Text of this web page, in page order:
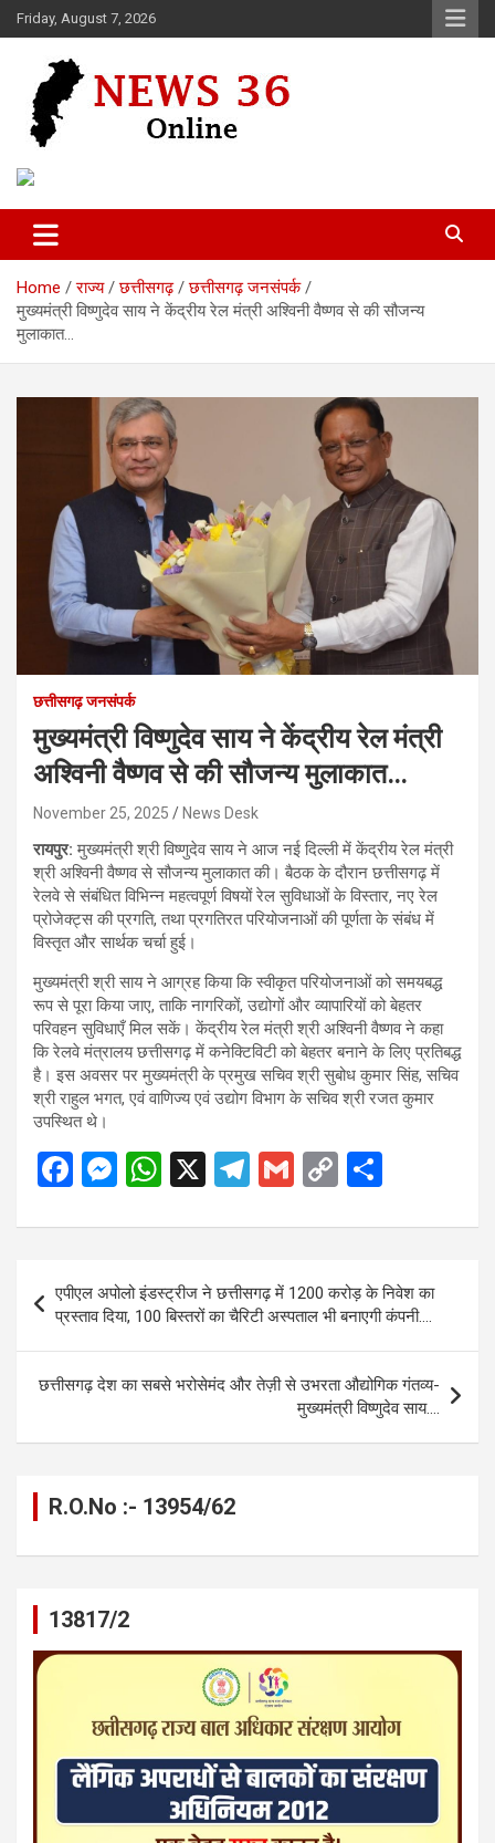
Skip
to
Friday, August 7, 2026
News 36
Home राज्य छत्तीसगढ़
छत्तीसगढ़ जनसंपर्क
मुख्यमंत्री विष्णुदेव साय ने केंद्रीय रेल मंत्री अश्विनी वैष्णव से की सौजन्य
मुलाकात…
छत्तीसगढ़ जनसंपर्क
मुख्यमंत्री विष्णुदेव साय ने केंद्रीय रेल मंत्री
अश्विनी वैष्णव से की सौजन्य मुलाकात…
November 25, 2025 News Desk
रायपुर:मुख्यमंत्री श्री विष्णुदेव साय ने आज नई दिल्ली में केंद्रीय रेल मंत्री
श्री अश्विनी वैष्णव से सौजन्य मुलाकात की। बैठक के दौरान छत्तीसगढ़ में
रेलवे से संबंधित विभिन्न महत्वपूर्ण विषयों रेल सुविधाओं के विस्तार, नए रेल
प्रोजेक्ट्स की प्रगति, तथा प्रगतिरत परियोजनाओं की पूर्णता के संबंध में
विस्तृत और सार्थक चर्चा हुई।
मुख्यमंत्री श्री साय ने आग्रह किया कि स्वीकृत परियोजनाओं को समयबद्ध
रूप से पूरा किया जाए, ताकि नागरिकों, उद्योगों और व्यापारियों को बेहतर
परिवहन सुविधाएँ मिल सकें। केंद्रीय रेल मंत्री श्री अश्विनी वैष्णव ने कहा
कि रेलवे मंत्रालय छत्तीसगढ़ में कनेक्टिविटी को बेहतर बनाने के लिए प्रतिबद्ध
है। इस अवसर पर मुख्यमंत्री के प्रमुख सचिव श्री सुबोध कुमार सिंह, सचिव
श्री राहुल भगत, एवं वाणिज्य एवं उद्योग विभाग के सचिव श्री रजत कुमार
उपस्थित थे।
F
ce
o
o
k
M
se
n
g
er
W
at
s
A
p
p
X
T
e
gr
a
m
G
ail
C
py
Li
n
k
ar
e
navigation
एपीएल अपोलो इंडस्ट्रीज ने छत्तीसगढ़ में 1200 करोड़ के निवेश का
प्रस्ताव दिया, 100 बिस्तरों का चैरिटी अस्पताल भी बनाएगी कंपनी….
छत्तीसगढ़ देश का सबसे भरोसेमंद और तेज़ी से उभरता औद्योगिक गंतव्य-
मुख्यमंत्री विष्णुदेव साय….
R.O.No :- 13954/62
13817/2